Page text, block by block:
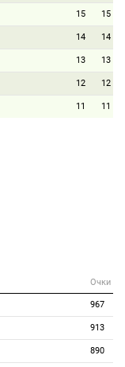
15 15
14 14
13 13
12 12
11 11
3 3
2 2
1 1
0 0
Очки
967
913
890